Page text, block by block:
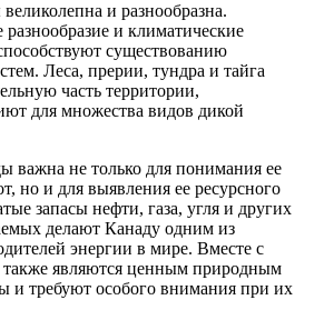
и разнообразна.
разнообразие и климатические
существованию
Леса, прерии, тундра и тайга
часть территории,
для множества видов дикой
важна не только для понимания ее
но и для выявления ее ресурсного
запасы нефти, газа, угля и других
делают Канаду одним из
энергии в мире. Вместе с
также являются ценным природным
и требуют особого внимания при их